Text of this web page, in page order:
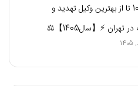
معرفی 10 تا از بهترین وکیل تهدید و
⚡【سال1405】⚖